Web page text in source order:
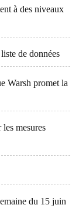
à des niveaux
de données
Warsh promet la
mesures
du 15 juin